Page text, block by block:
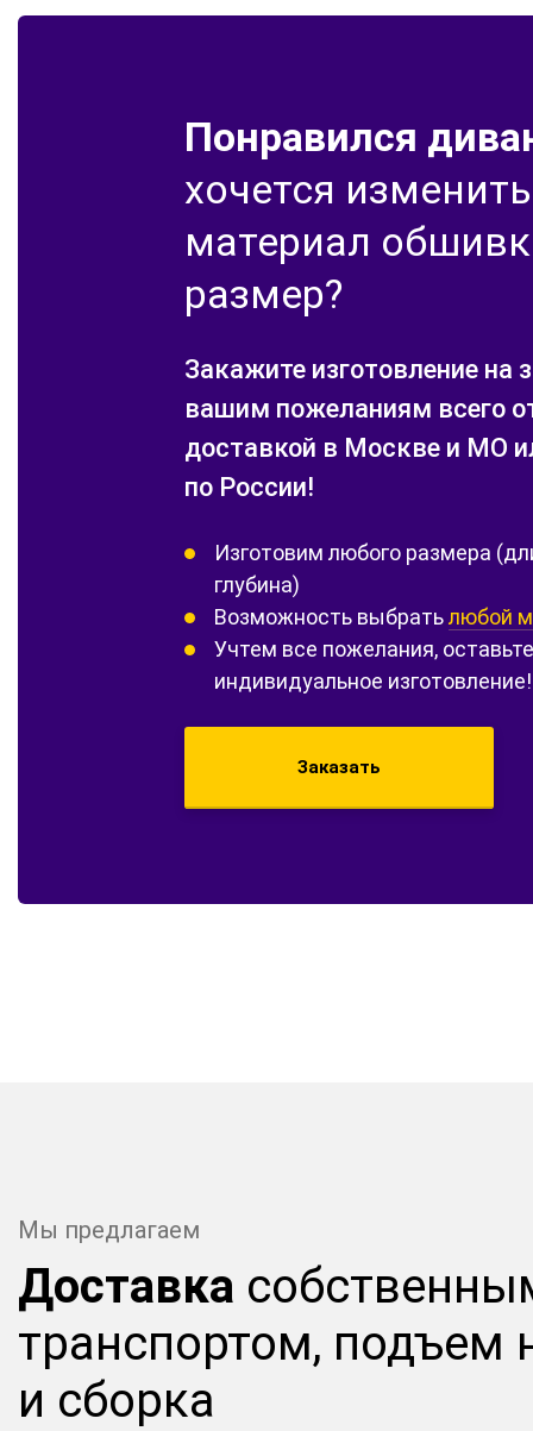
Понравился
хочется изменить
материал
размер?
Закажите изготовление на
вашим пожеланиям всего
доставкой в Москве и МО
по России!
Изготовим любого размера
глубина)
Возможность выбратьлюбой
Учтем все пожелания,
индивидуальное изготовление!
Заказать
Мы предлагаем
Доставка
транспортом, подъем
и сборка